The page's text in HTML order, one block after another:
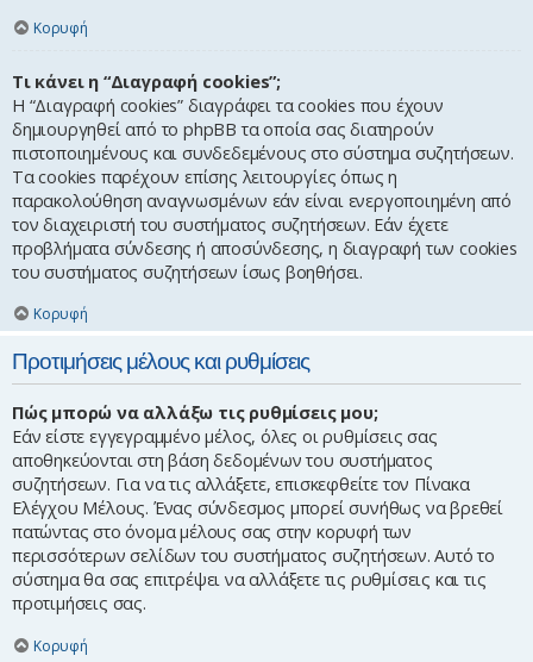
Κορυφή
Τι κάνει η “Διαγραφή cookies”;
Η “Διαγραφή cookies” διαγράφει τα cookies που έχουν
δημιουργηθεί από το phpBB τα οποία σας διατηρούν
πιστοποιημένους και συνδεδεμένους στο σύστημα συζητήσεων.
Τα cookies παρέχουν επίσης λειτουργίες όπως η
παρακολούθηση αναγνωσμένων εάν είναι ενεργοποιημένη από
τον διαχειριστή του συστήματος συζητήσεων. Εάν έχετε
προβλήματα σύνδεσης ή αποσύνδεσης, η διαγραφή των cookies
του συστήματος συζητήσεων ίσως βοηθήσει.
Κορυφή
Προτιμήσεις μέλους και ρυθμίσεις
Πώς μπορώ να αλλάξω τις ρυθμίσεις μου;
Εάν είστε εγγεγραμμένο μέλος, όλες οι ρυθμίσεις σας
αποθηκεύονται στη βάση δεδομένων του συστήματος
συζητήσεων. Για να τις αλλάξετε, επισκεφθείτε τον Πίνακα
Ελέγχου Μέλους. Ένας σύνδεσμος μπορεί συνήθως να βρεθεί
πατώντας στο όνομα μέλους σας στην κορυφή των
περισσότερων σελίδων του συστήματος συζητήσεων. Αυτό το
σύστημα θα σας επιτρέψει να αλλάξετε τις ρυθμίσεις και τις
προτιμήσεις σας.
Κορυφή